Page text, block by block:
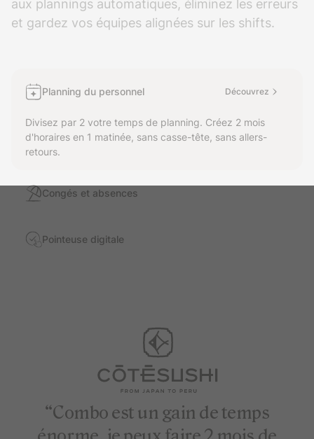
aux plannings automatiques, éliminez les erreurs
et gardez vos équipes alignées sur les shifts.
Planning du personnel Découvrez
Divisez par 2 votre temps de planning. Créez 2 mois
d'horaires en 1 matinée, sans casse-tête, sans allers-
retours.
Congés et absences
Pointeuse digitale
“Combo est un gain de temps